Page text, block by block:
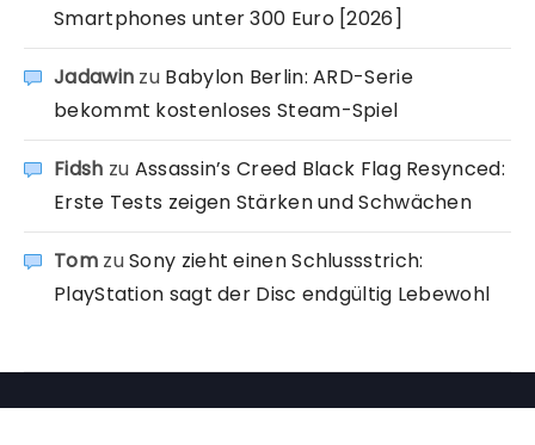
Smartphones unter 300 Euro [2026]
Jadawin zu Babylon Berlin: ARD-Serie
bekommt kostenloses Steam-Spiel
Fidsh zu Assassin’s Creed Black Flag Resynced:
Erste Tests zeigen Stärken und Schwächen
TomzuSony zieht einen Schlussstrich:
PlayStation sagt der Disc endgültig Lebewohl